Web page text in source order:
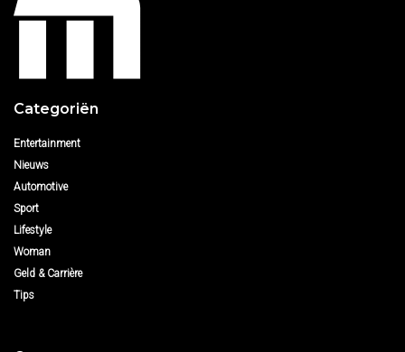
Categoriën
Entertainment
Nieuws
Automotive
Sport
Lifestyle
Woman
Geld & Carrière
Tips